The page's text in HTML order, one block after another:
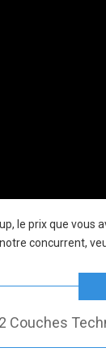
le prix que
concurrent,
Couches